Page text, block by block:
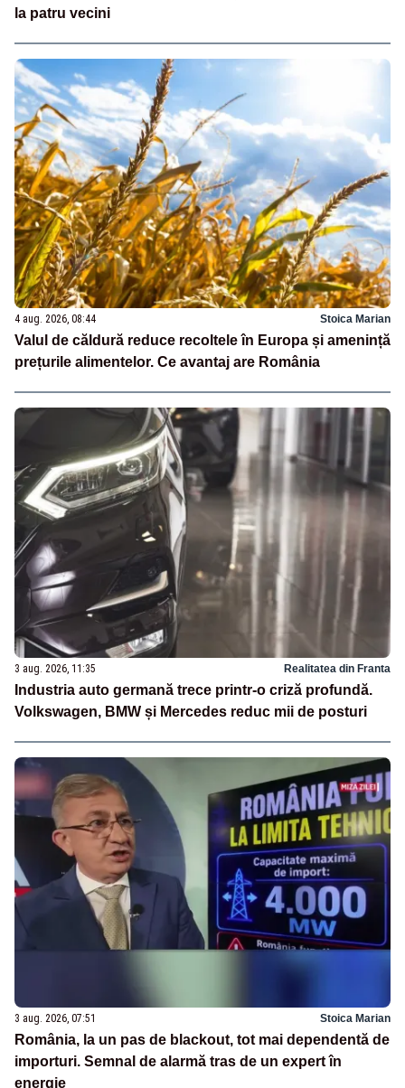
la patru vecini
4 aug. 2026, 08:44 Stoica Marian
Valul de căldură reduce recoltele în Europa și amenință
prețurile alimentelor. Ce avantaj are România
3 aug. 2026, 11:35 Realitatea din Franta
Industria auto germană trece printr-o criză profundă.
Volkswagen, BMW și Mercedes reduc mii de posturi
3 aug. 2026, 07:51 Stoica Marian
România, la un pas de blackout, tot mai dependentă de
importuri. Semnal de alarmă tras de un expert în
energie